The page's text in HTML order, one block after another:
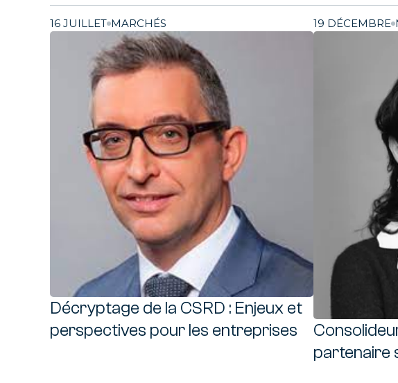
16 JUILLET MARCHÉS 19 DÉCEMBRE
Décryptage de la CSRD : Enjeux et
perspectives pour les entreprises
partenaire